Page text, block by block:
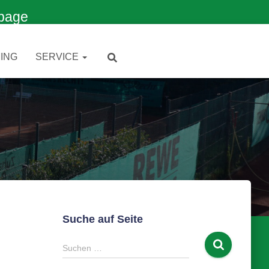
SERVICE
Suche auf Seite
S
u
Suchen …